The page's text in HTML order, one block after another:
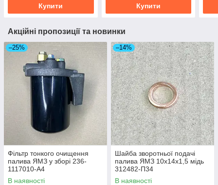
Купити Купити
Акційні пропозиції та новинки
–25%
Фільтр тонкого очищення
палива ЯМЗ у зборі 236-
1117010-А4
В наявності
–14%
Шайба зворотньої подачі
палива ЯМЗ 10х14х1,5 мідь
312482-П34
В наявності